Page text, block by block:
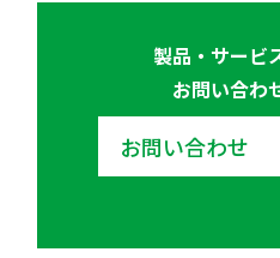
製品・サービ
お問い合わ
お問い合わせ